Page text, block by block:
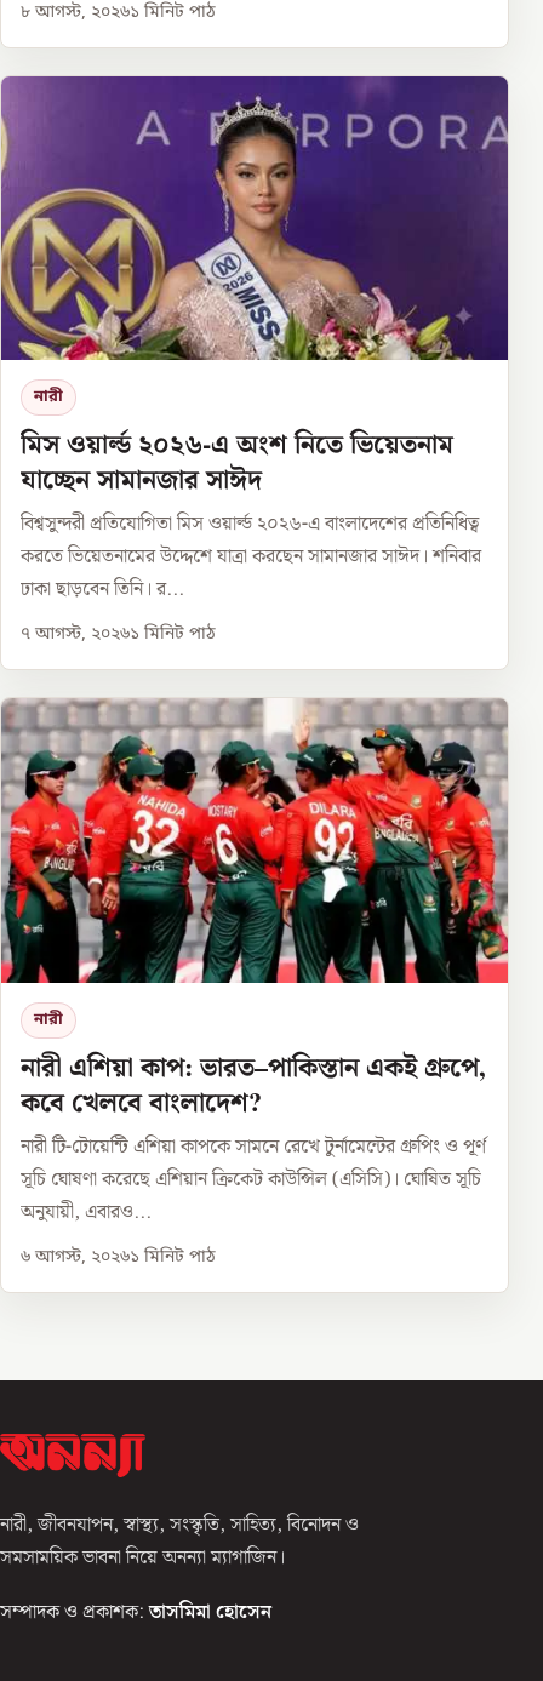
৮ আগস্ট, ২০২৬১ মিনিট পাঠ
নারী
মিস ওয়ার্ল্ড ২০২৬-এ অংশ নিতে ভিয়েতনাম
যাচ্ছেন সামানজার সাঈদ
বিশ্বসুন্দরী প্রতিযোগিতা মিস ওয়ার্ল্ড ২০২৬-এ বাংলাদেশের প্রতিনিধিত্ব
করতে ভিয়েতনামের উদ্দেশে যাত্রা করছেন সামানজার সাঈদ। শনিবার
ঢাকা ছাড়বেন তিনি। র...
৭ আগস্ট, ২০২৬১ মিনিট পাঠ
নারী
নারী এশিয়া কাপ: ভারত–পাকিস্তান একই গ্রুপে,
কবে খেলবে বাংলাদেশ?
নারী টি-টোয়েন্টি এশিয়া কাপকে সামনে রেখে টুর্নামেন্টের গ্রুপিং ও পূর্ণ
সূচি ঘোষণা করেছে এশিয়ান ক্রিকেট কাউন্সিল (এসিসি)। ঘোষিত সূচি
অনুযায়ী, এবারও...
৬ আগস্ট, ২০২৬১ মিনিট পাঠ
নারী, জীবনযাপন, স্বাস্থ্য, সংস্কৃতি, সাহিত্য, বিনোদন ও
সমসাময়িক ভাবনা নিয়ে অনন্যা ম্যাগাজিন।
সম্পাদক ও প্রকাশক: তাসমিমা হোসেন